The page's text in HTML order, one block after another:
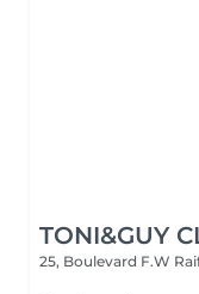
TONI&GUY
25, Boulevard F.W